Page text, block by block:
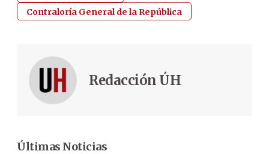
Contraloría General de la República
Redacción ÚH
Últimas Noticias